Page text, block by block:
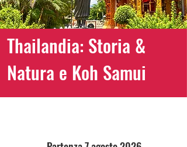
Thailandia: Storia &
Natura e Koh Samui